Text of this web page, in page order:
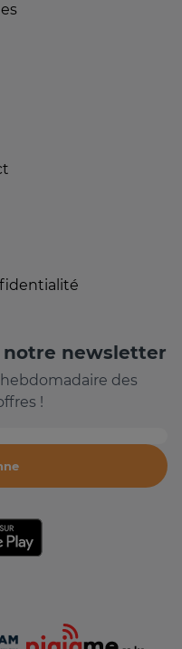
notre newsletter
des
!